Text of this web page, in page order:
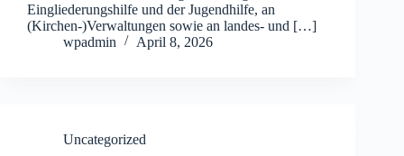
Eingliederungshilfe und der Jugendhilfe, an
(Kirchen-)Verwaltungen sowie an landes- und […]
wpadmin
April 8, 2026
Uncategorized